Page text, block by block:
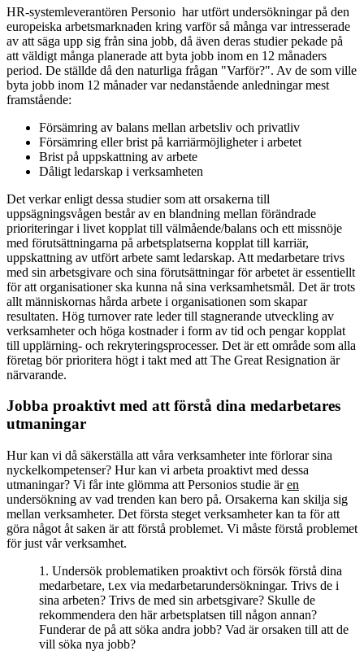
HR-systemleverantören Personio har utfört undersökningar på den
europeiska arbetsmarknaden kring varför så många var intresserade
av att säga upp sig från sina jobb, då även deras studier pekade på
att väldigt många planerade att byta jobb inom en 12 månaders
period. De ställde då den naturliga frågan "Varför?". Av de som ville
byta jobb inom 12 månader var nedanstående anledningar mest
framstående:
Försämring av balans mellan arbetsliv och privatliv
Försämring eller brist på karriärmöjligheter i arbetet
Brist på uppskattning av arbete
Dåligt ledarskap i verksamheten
Det verkar enligt dessa studier som att orsakerna till
uppsägningsvågen består av en blandning mellan förändrade
prioriteringar i livet kopplat till välmående/balans och ett missnöje
med förutsättningarna på arbetsplatserna kopplat till karriär,
uppskattning av utfört arbete samt ledarskap. Att medarbetare trivs
med sin arbetsgivare och sina förutsättningar för arbetet är essentiellt
för att organisationer ska kunna nå sina verksamhetsmål. Det är trots
allt människornas hårda arbete i organisationen som skapar
resultaten. Hög turnover rate leder till stagnerande utveckling av
verksamheter och höga kostnader i form av tid och pengar kopplat
till upplärning- och rekryteringsprocesser. Det är ett område som alla
företag bör prioritera högt i takt med att The Great Resignation är
närvarande.
Jobba proaktivt med att förstå dina medarbetares
utmaningar
Hur kan vi då säkerställa att våra verksamheter inte förlorar sina
nyckelkompetenser? Hur kan vi arbeta proaktivt med dessa
utmaningar? Vi får inte glömma att Personios studie ären
undersökning av vad trenden kan bero på. Orsakerna kan skilja sig
mellan verksamheter. Det första steget verksamheter kan ta för att
göra något åt saken är att förstå problemet. Vi måste förstå problemet
för just vår verksamhet.
1. Undersök problematiken proaktivt och försök förstå dina
medarbetare, t.ex via medarbetarundersökningar. Trivs de i
sina arbeten? Trivs de med sin arbetsgivare? Skulle de
rekommendera den här arbetsplatsen till någon annan?
Funderar de på att söka andra jobb? Vad är orsaken till att de
vill söka nya jobb?